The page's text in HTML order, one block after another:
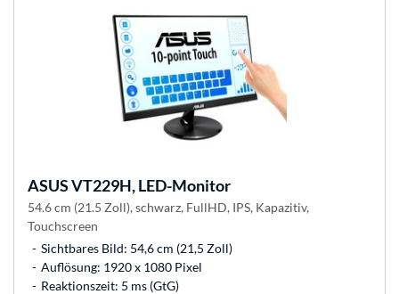
ASUSVT229H, LED-Monitor
54.6 cm (21.5 Zoll), schwarz, FullHD, IPS, Kapazitiv,
Touchscreen
Sichtbares Bild: 54,6 cm (21,5 Zoll)
Auflösung: 1920 x 1080 Pixel
Reaktionszeit: 5 ms (GtG)